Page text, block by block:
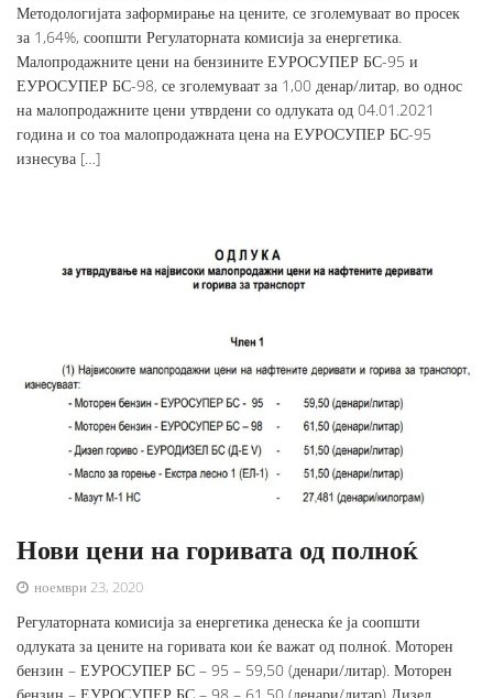
Методологијата заформирање на цените, се зголемуваат во просек
за 1,64%, соопшти Регулаторната комисија за енергетика.
Малопродажните цени на бензините ЕУРОСУПЕР БС-95 и
ЕУРОСУПЕР БС-98, се зголемуваат за 1,00 денар/литар, во однос
на малопродажните цени утврдени со одлуката од 04.01.2021
година и со тоа малопродажната цена на ЕУРОСУПЕР БС-95
изнесува […]
Нови цени на горивата од полноќ
ноември 23, 2020
Регулаторната комисија за енергетика денеска ќе ја соопшти
одлуката за цените на горивата кои ќе важат од полноќ. Моторен
бензин – ЕУРОСУПЕР БС – 95 – 59,50 (денари/литар). Моторен